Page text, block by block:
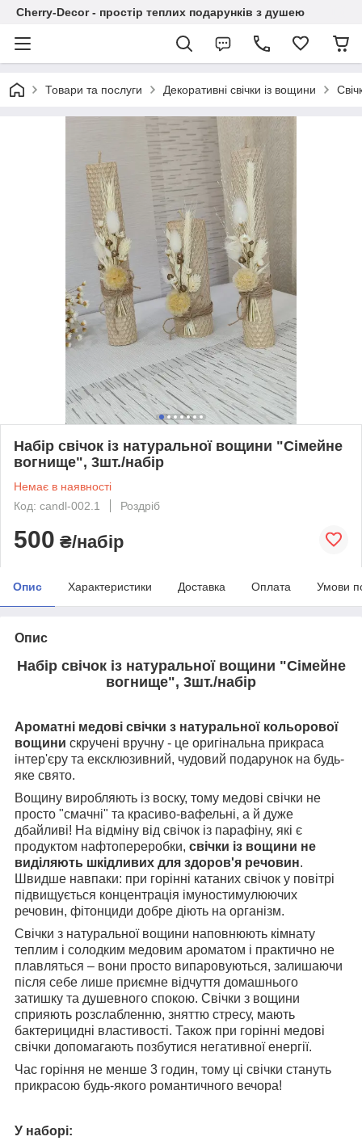
Cherry-Decor - простір теплих подарунків з душею
Товари та послуги Декоративні свічки із вощини
Набір свічок із натуральної вощини "Сімейне
вогнище", 3шт./набір
Немає в наявності
Код: candl-002.1
Роздріб
500 ₴/набір
Опис Характеристики Доставка Оплата Умови
Опис
Набір свічок із натуральної вощини "Сімейне
вогнище", 3шт./набір
Ароматні медові свічки з натуральної кольорової
вощини скручені вручну - це оригінальна прикраса
інтер'єру та ексклюзивний, чудовий подарунок на будь-
яке свято.
Вощину виробляють із воску, тому медові свічки не
просто "смачні" та красиво-вафельні, а й дуже
дбайливі! На відміну від свічок із парафіну, які є
продуктом нафтопереробки, свічки із вощини не
виділяють шкідливих для здоров'я речовин.
Швидше навпаки: при горінні катаних свічок у повітрі
підвищується концентрація імуностимулюючих
речовин, фітонциди добре діють на організм.
Свічки з натуральної вощини наповнюють кімнату
теплим і солодким медовим ароматом і практично не
плавляться – вони просто випаровуються, залишаючи
після себе лише приємне відчуття домашнього
затишку та душевного спокою. Свічки з вощини
сприяють розслабленню, зняттю стресу, мають
бактерицидні властивості. Також при горінні медові
свічки допомагають позбутися негативної енергії.
Час горіння не менше 3 годин, тому ці свічки стануть
прикрасою будь-якого романтичного вечора!
У наборі: